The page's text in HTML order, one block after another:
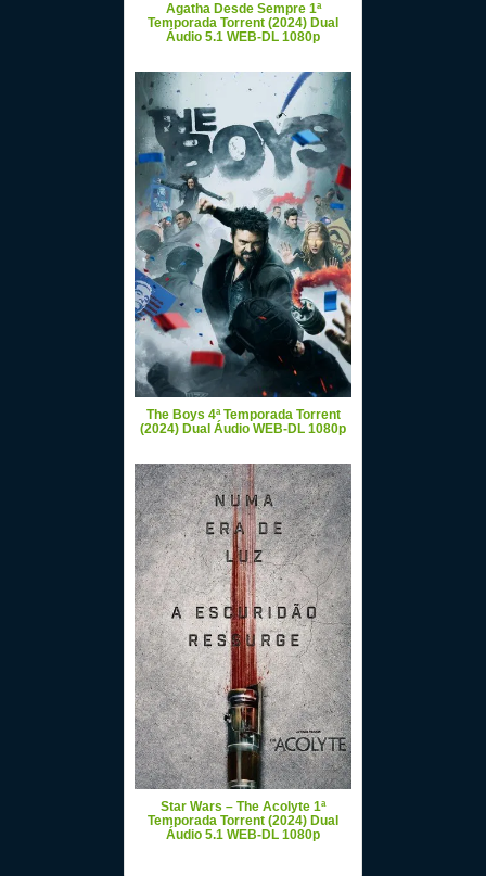
Agatha Desde Sempre 1ª
Temporada Torrent (2024) Dual
Áudio 5.1 WEB-DL 1080p
The Boys 4ª Temporada Torrent
(2024) Dual Áudio WEB-DL 1080p
Star Wars – The Acolyte 1ª
Temporada Torrent (2024) Dual
Áudio 5.1 WEB-DL 1080p